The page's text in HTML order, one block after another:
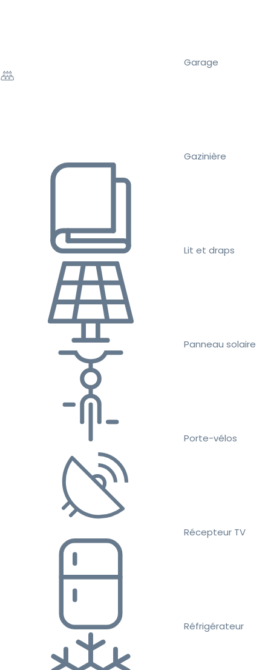
Garage
Gazinière
Lit et draps
Panneau solaire
Porte-vélos
Récepteur TV
Réfrigérateur